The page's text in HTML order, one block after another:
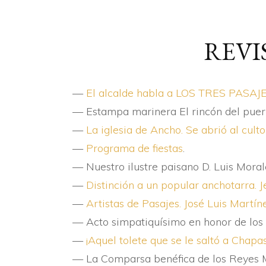
— El alcalde habla a LOS TRES
— Estampa marinera El rincón del
— La iglesia de Ancho. Se abrió al
— Programa de fiestas.
— Nuestro ilustre paisano D. Luis
— Distinción a un popular anchotarra.
—Artistas de Pasajes. José Luis
— Acto simpatiquí­simo en honor de
—¡Aquel tolete que se le saltó a
— La Comparsa benéfica de los Reyes